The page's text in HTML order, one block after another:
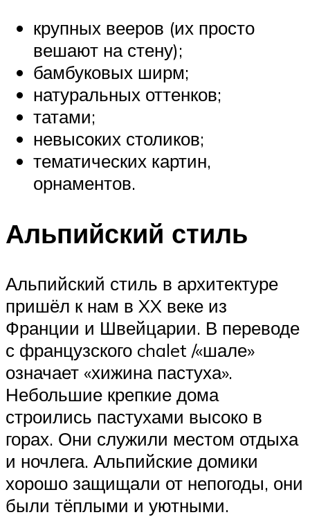
крупных вееров (их просто
вешают на стену);
бамбуковых ширм;
натуральных оттенков;
татами;
невысоких столиков;
тематических картин,
орнаментов.
Альпийский стиль
Альпийский стиль в архитектуре
пришёл к нам в XX веке из
Франции и Швейцарии. В переводе
с французского chalet /«шале»
означает «хижина пастуха».
Небольшие крепкие дома
строились пастухами высоко в
горах. Они служили местом отдыха
и ночлега. Альпийские домики
хорошо защищали от непогоды, они
были тёплыми и уютными.